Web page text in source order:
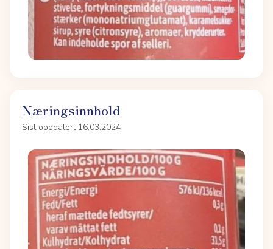
Næringsinnhold
Sist oppdatert 16.03.2024